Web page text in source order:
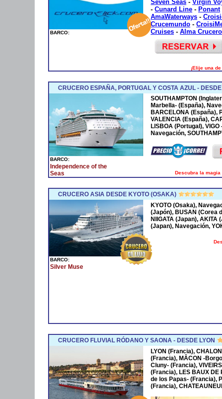
BARCO:
Seven Seas - Virgin
- Cunard Line - Ponant
AmaWaterways -
Crucemundo -
Cruises - Alma
¡Elije una
CRUCERO ESPAÑA, PORTUGAL Y COSTA AZUL -
BARCO:
Independence of the
Seas
SOUTHAMPTON
Marbella- (España),
BARCELONA (España),
VALENCIA (España),
LISBOA (Portugal),
Navegación,
Descubra la
CRUCERO ASIA DESDE KYOTO (OSAKA)
BARCO:
Silver Muse
KYOTO (Osaka),
(Japón), BUSAN (Corea
NIIGATA (Japan), AKITA
(Japan), Navegación,
CRUCERO FLUVIAL RÓDANO Y SAONA - DESDE LYON
LYON (Francia),
(Francia), MÂCON -
Cluny- (Francia),
(Francia), LES BAUX DE
de los Papas- (Francia),
(Francia),